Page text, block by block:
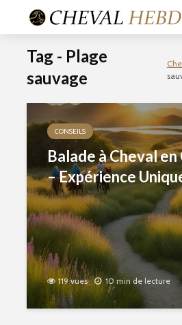
Tag - Plage
sauvage
CONSEILS
Balade à Cheval en
– Expérience
119 vues 10 min de lecture